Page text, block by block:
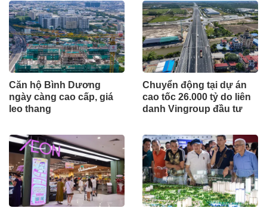
Căn hộ Bình Dương
ngày càng cao cấp, giá
leo thang
Chuyển động tại dự án
cao tốc 26.000 tỷ do liên
danh Vingroup đầu tư